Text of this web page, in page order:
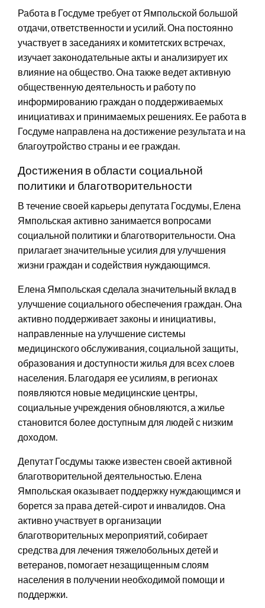
Работа в Госдуме требует от Ямпольской большой
отдачи, ответственности и усилий. Она постоянно
участвует в заседаниях и комитетских встречах,
изучает законодательные акты и анализирует их
влияние на общество. Она также ведет активную
общественную деятельность и работу по
информированию граждан о поддерживаемых
инициативах и принимаемых решениях. Ее работа в
Госдуме направлена на достижение результата и на
благоутройство страны и ее граждан.
Достижения в области социальной
политики и благотворительности
В течение своей карьеры депутата Госдумы, Елена
Ямпольская активно занимается вопросами
социальной политики и благотворительности. Она
прилагает значительные усилия для улучшения
жизни граждан и содействия нуждающимся.
Елена Ямпольская сделала значительный вклад в
улучшение социального обеспечения граждан. Она
активно поддерживает законы и инициативы,
направленные на улучшение системы
медицинского обслуживания, социальной защиты,
образования и доступности жилья для всех слоев
населения. Благодаря ее усилиям, в регионах
появляются новые медицинские центры,
социальные учреждения обновляются, а жилье
становится более доступным для людей с низким
доходом.
Депутат Госдумы также известен своей активной
благотворительной деятельностью. Елена
Ямпольская оказывает поддержку нуждающимся и
борется за права детей-сирот и инвалидов. Она
активно участвует в организации
благотворительных мероприятий, собирает
средства для лечения тяжелобольных детей и
ветеранов, помогает незащищенным слоям
населения в получении необходимой помощи и
поддержки.